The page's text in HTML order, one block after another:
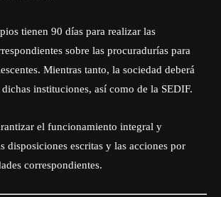
tienen 90 días para realizar las
sobre las procuradurías para
Mientras tanto, la sociedad deberá
instituciones, así como de la SEDIF.
el funcionamiento integral y
disposiciones escritas y las acciones por
correspondientes.